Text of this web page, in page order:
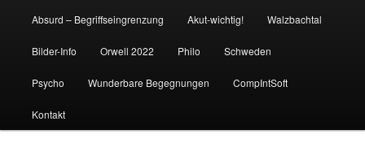
Absurd – Begriffseingrenzung Akut-wichtig! Walzbachtal
Bilder-Info Orwell 2022 Philo Schweden
Psycho Wunderbare Begegnungen CompIntSoft
Kontakt